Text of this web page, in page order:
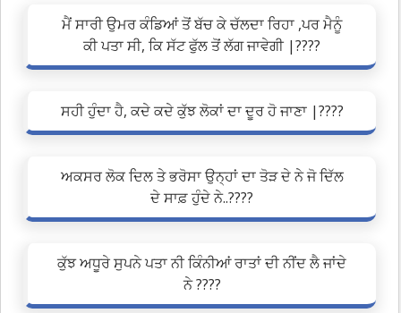
ਮੈਂ ਸਾਰੀ ਉਮਰ ਕੰਡਿਆਂ ਤੋਂ ਬੱਚ ਕੇ ਚੱਲਦਾ ਰਿਹਾ ,ਪਰ ਮੈਨੂੰ
ਕੀ ਪਤਾ ਸੀ, ਕਿ ਸੱਟ ਫੁੱਲ ਤੋਂ ਲੱਗ ਜਾਵੇਗੀ |????
ਸਹੀ ਹੁੰਦਾ ਹੈ, ਕਦੇ ਕਦੇ ਕੁੱਝ ਲੋਕਾਂ ਦਾ ਦੂਰ ਹੋ ਜਾਣਾ |????
ਅਕਸਰ ਲੋਕ ਦਿਲ ਤੇ ਭਰੋਸਾ ਉਨ੍ਹਾਂ ਦਾ ਤੋੜ ਦੇ ਨੇ ਜੋ ਦਿੱਲ
ਦੇ ਸਾਫ਼ ਹੁੰਦੇ ਨੇ..????
ਕੁੱਝ ਅਧੂਰੇ ਸੁਪਨੇ ਪਤਾ ਨੀ ਕਿੰਨੀਆਂ ਰਾਤਾਂ ਦੀ ਨੀਂਦ ਲੈ ਜਾਂਦੇ
ਨੇ ????